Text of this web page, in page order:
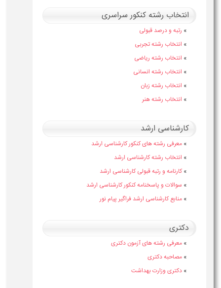
انتخاب رشته کنکور سراسری
» رتبه و درصد قبولی
» انتخاب رشته تجربی
» انتخاب رشته ریاضی
» انتخاب رشته انسانی
» انتخاب رشته زبان
» انتخاب رشته هنر
کارشناسی ارشد
» معرفی رشته های کنکور کارشناسی ارشد
» انتخاب رشته کارشناسی ارشد
» کارنامه و رتبه قبولی کارشناسی ارشد
» سوالات و پاسخنامه کنکور کارشناسی ارشد
» منابع کارشناسی ارشد فراگیر پیام نور
دکتری
» معرفی رشته های آزمون دکتری
» مصاحبه دکتری
» دکتری وزارت بهداشت